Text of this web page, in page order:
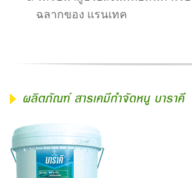
ฉลากของ แรนเทค